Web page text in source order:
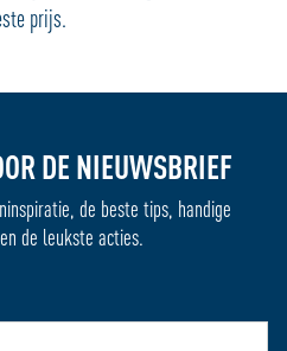
prijs.
DE NIEUWSBRIEF
de beste tips, handige
de leukste acties.